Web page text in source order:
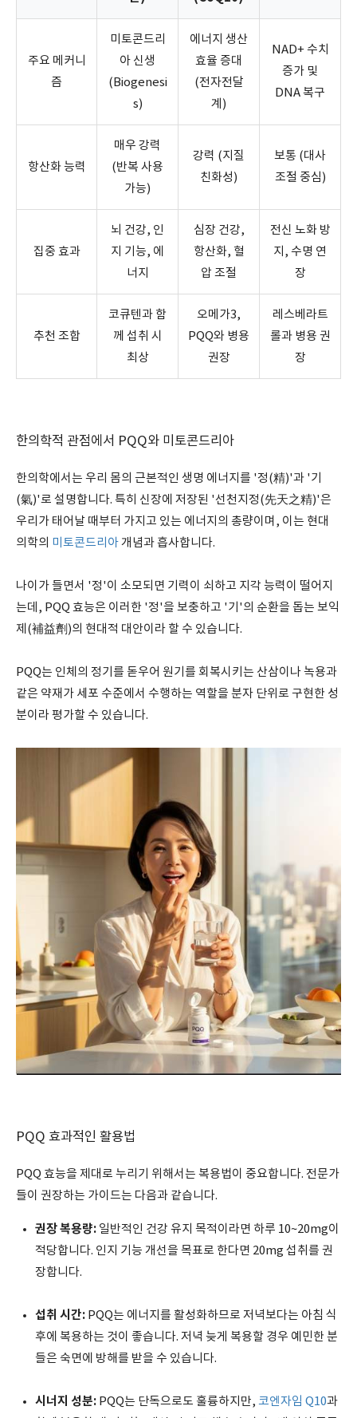
주요 메커니
즘
미토콘드리
아 신생
(Biogenesi
s)
에너지 생산
효율 증대
(전자전달
계)
NAD+ 수치
증가 및
DNA 복구
항산화 능력
매우 강력
(반복 사용
가능)
강력 (지질
친화성)
보통 (대사
조절 중심)
집중 효과
뇌 건강, 인
지 기능, 에
너지
심장 건강,
항산화, 혈
압 조절
전신 노화 방
지, 수명 연
장
추천 조합
코큐텐과 함
께 섭취 시
최상
오메가3,
PQQ와 병용
권장
레스베라트
롤과 병용 권
장
한의학적 관점에서 PQQ와 미토콘드리아
한의학에서는 우리 몸의 근본적인 생명 에너지를 '정(精)'과 '기
(氣)'로 설명합니다. 특히 신장에 저장된 '선천지정(先天之精)'은
우리가 태어날 때부터 가지고 있는 에너지의 총량이며, 이는 현대
의학의 미토콘드리아개념과 흡사합니다.
나이가 들면서 '정'이 소모되면 기력이 쇠하고 지각 능력이 떨어지
는데, PQQ 효능은 이러한 '정'을 보충하고 '기'의 순환을 돕는 보익
제(補益劑)의 현대적 대안이라 할 수 있습니다.
PQQ는 인체의 정기를 돋우어 원기를 회복시키는 산삼이나 녹용과
같은 약재가 세포 수준에서 수행하는 역할을 분자 단위로 구현한 성
분이라 평가할 수 있습니다.
PQQ 효과적인 활용법
PQQ 효능을 제대로 누리기 위해서는 복용법이 중요합니다. 전문가
들이 권장하는 가이드는 다음과 같습니다.
권장 복용량: 일반적인 건강 유지 목적이라면 하루 10~20mg이
적당합니다. 인지 기능 개선을 목표로 한다면 20mg 섭취를 권
장합니다.
섭취 시간: PQQ는 에너지를 활성화하므로 저녁보다는 아침 식
후에 복용하는 것이 좋습니다. 저녁 늦게 복용할 경우 예민한 분
들은 숙면에 방해를 받을 수 있습니다.
시너지 성분: PQQ는 단독으로도 훌륭하지만, 코엔자임 Q10과